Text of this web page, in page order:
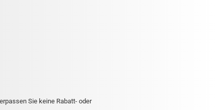
Sie keine Rabatt- oder